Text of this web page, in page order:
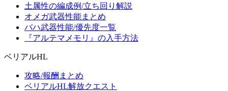
土属性の編成例/立ち回り解説
オメガ武器性能まとめ
バハ武器性能/優先度一覧
『アルテマメモリ』の入手方法
ベリアルHL
攻略/報酬まとめ
ベリアルHL解放クエスト